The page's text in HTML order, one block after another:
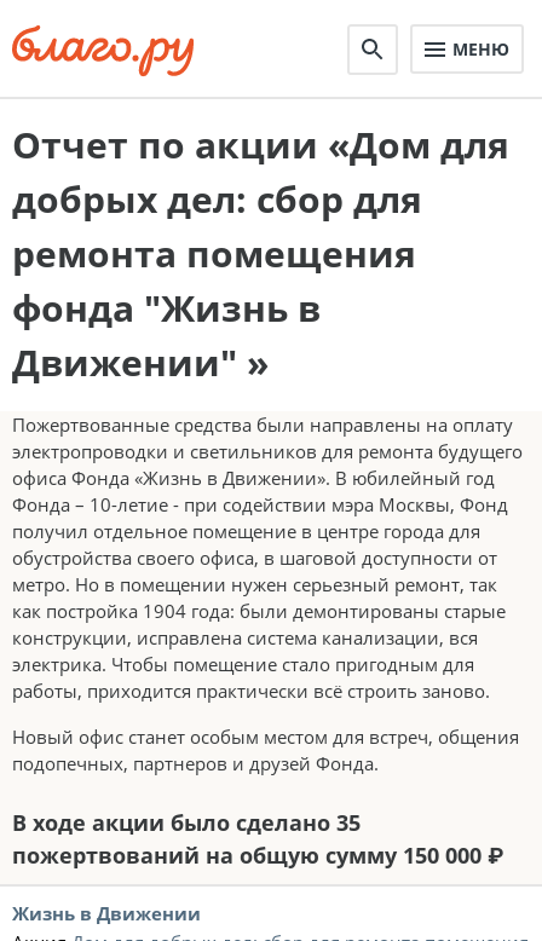
МЕНЮ
Отчет по акции «Дом для
добрых дел: сбор для
ремонта помещения
фонда "Жизнь в
Движении" »
Пожертвованные средства были направлены на оплату
электропроводки и светильников для ремонта будущего
офиса Фонда «Жизнь в Движении». В юбилейный год
Фонда – 10-летие - при содействии мэра Москвы, Фонд
получил отдельное помещение в центре города для
обустройства своего офиса, в шаговой доступности от
метро. Но в помещении нужен серьезный ремонт, так
как постройка 1904 года: были демонтированы старые
конструкции, исправлена система канализации, вся
электрика. Чтобы помещение стало пригодным для
работы, приходится практически всё строить заново.
Новый офис станет особым местом для встреч, общения
подопечных, партнеров и друзей Фонда.
В ходе акции было сделано 35
пожертвований на общую сумму 150 000 ₽
Жизнь в Движении